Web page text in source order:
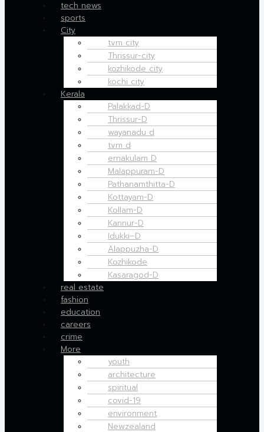
tech news
sports
City
tvm city
Thrissur-city
kozhikode city
kochi city
Kerala
Palakkad-D
Thrissur-D
wayanadu d
tvm d
ernakulam D
Malappuram-D
Pathanamthitta-D
Kottayam-D
Kollam-D
Kannur-D
Idukki–D
Alappuzha-D
Kozhikode
Kasaragod-D
real estate
fashion
education
careers
crime
More
youth
architecture
spiritual
covid-19
environment
Newzealand